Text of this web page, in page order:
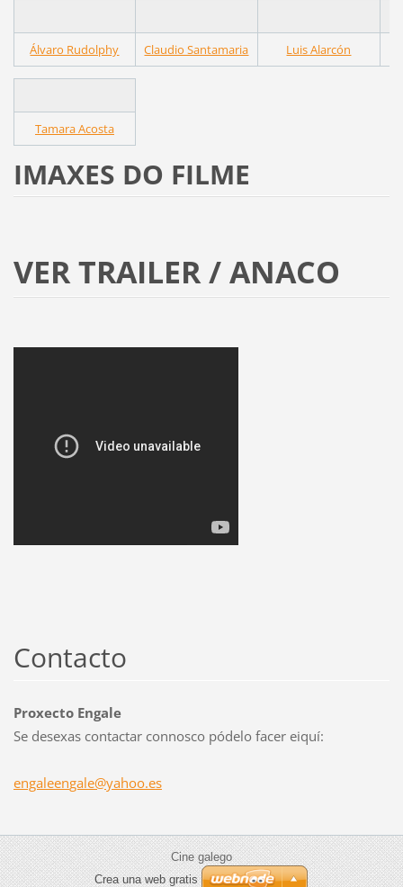
Álvaro Rudolphy Claudio Santamaria Luis Alarcón
Tamara Acosta
IMAXES DO FILME
VER TRAILER / ANACO
Contacto
Proxecto Engale
Se desexas contactar connosco pódelo facer eiquí:
engaleengale@yahoo.es
Cine galego
Crea una web gratis